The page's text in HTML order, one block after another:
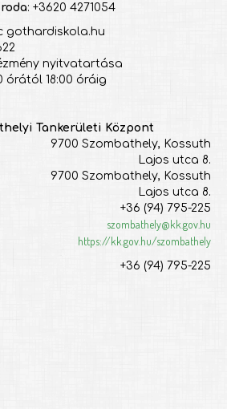
: +3620 4271054
gothardiskola.hu
nyitvatartása
órától 18:00 óráig
Tankerületi Központ
9700 Szombathely, Kossuth
Lajos utca 8.
9700 Szombathely, Kossuth
Lajos utca 8.
+36 (94) 795-225
szombathely@kk.gov.hu
https://kk.gov.hu/szombathely
+36 (94) 795-225